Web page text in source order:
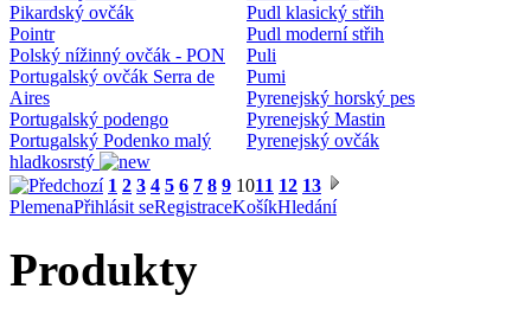
Pikardský ovčák
Pointr
Polský nížinný ovčák - PON
Portugalský ovčák Serra de
Aires
Portugalský podengo
Portugalský Podenko malý
hladkosrstý
Pudl klasický střih
Pudl moderní střih
Puli
Pumi
Pyrenejský horský pes
Pyrenejský Mastin
Pyrenejský ovčák
1 2 3 4 5 6 7 8 9 1011 12 13
PlemenaPřihlásit seRegistraceKošíkHledání
Produkty